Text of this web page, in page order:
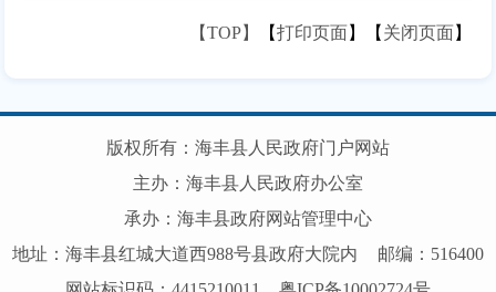
【TOP】 【打印页面】【 关闭页面】
版权所有：海丰县人民政府门户网站
主办：海丰县人民政府办公室
承办：海丰县政府网站管理中心
地址：海丰县红城大道西988号县政府大院内
邮编：516400